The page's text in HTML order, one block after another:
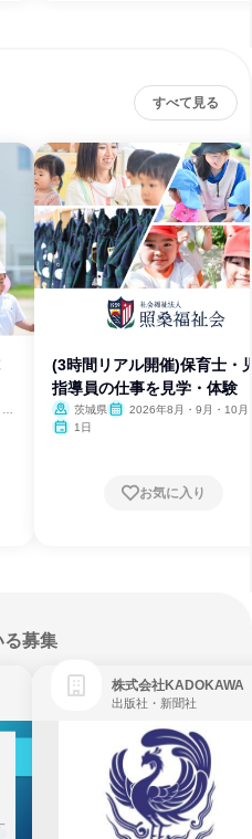
すべて見る
(3時間リアル開催)保育士・
指導員の仕事を見学・体験
茨城県
2026年8月・9月・10月
1日
お気に入り
る募集
株式会社KADOKAWA
出版社・新聞社